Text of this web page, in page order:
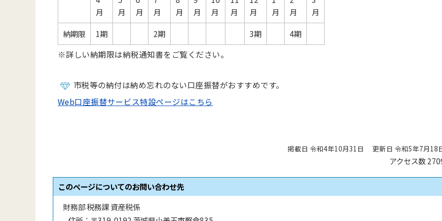
月
月
月
月
月
月
月
月
月
月
月
月
納期限
1期 2期 3期 4期
※詳しい納期限は納税通知書をご覧ください。
市税等の納付は納め忘れのない口座振替がおすすめです。
Web口座振替サービス特設ページはこちら
掲載日 令和4年10月31日 更新日 令和5年7月18
アクセス数
このページについてのお問い合わせ先
財務部 税務課 資産税係